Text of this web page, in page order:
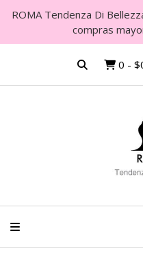
ROMA Tendenza Di
compras
0 -